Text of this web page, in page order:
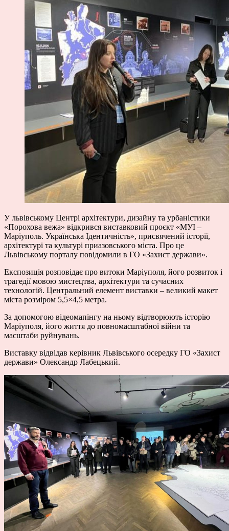
У львівському Центрі архітектури, дизайну та урбаністики
«Порохова вежа» відкрився виставковий проєкт «МУІ –
Маріуполь. Українська Ідентичність», присвячений історії,
архітектурі та культурі приазовського міста. Про це
Львівському порталу повідомили в ГО «Захист держави».
Експозиція розповідає про витоки Маріуполя, його розвиток і
трагедії мовою мистецтва, архітектури та сучасних
технологій. Центральний елемент виставки – великий макет
міста розміром 5,5×4,5 метра.
За допомогою відеомапінгу на ньому відтворюють історію
Маріуполя, його життя до повномасштабної війни та
масштаби руйнувань.
Виставку відвідав керівник Львівського осередку ГО «Захист
держави» Олександр Лабецький.